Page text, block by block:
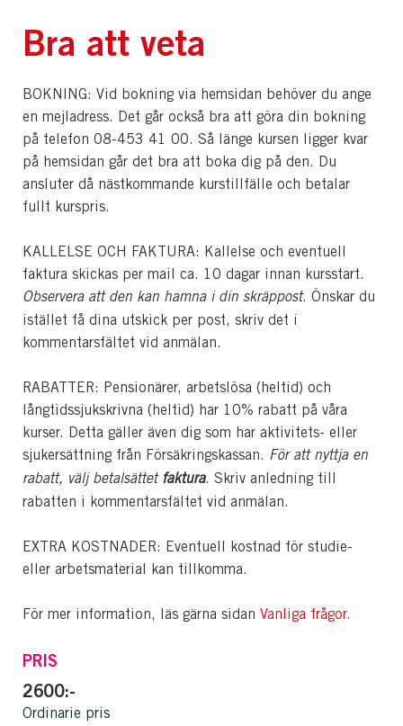
Bra att veta
BOKNING: Vid bokning via hemsidan behöver du ange
en mejladress. Det går också bra att göra din bokning
på telefon 08-453 41 00. Så länge kursen ligger kvar
på hemsidan går det bra att boka dig på den. Du
ansluter då nästkommande kurstillfälle och betalar
fullt kurspris.
KALLELSE OCH FAKTURA: Kallelse och eventuell
faktura skickas per mail ca. 10 dagar innan kursstart.
Observera att den kan hamna i din skräppost. Önskar du
istället få dina utskick per post, skriv det i
kommentarsfältet vid anmälan.
RABATTER: Pensionärer, arbetslösa (heltid) och
långtidssjukskrivna (heltid) har 10% rabatt på våra
kurser. Detta gäller även dig som har aktivitets- eller
sjukersättning från Försäkringskassan. För att nyttja en
rabatt, välj betalsättet faktura. Skriv anledning till
rabatten i kommentarsfältet vid anmälan.
EXTRA KOSTNADER: Eventuell kostnad för studie-
eller arbetsmaterial kan tillkomma.
För mer information, läs gärna sidan Vanliga frågor.
PRIS
2600:-
Ordinarie pris